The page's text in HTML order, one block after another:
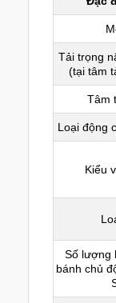
Tải trọng
(tại tâm
Tâm
Loại động
Kiểu
Số lượng
bánh chủ